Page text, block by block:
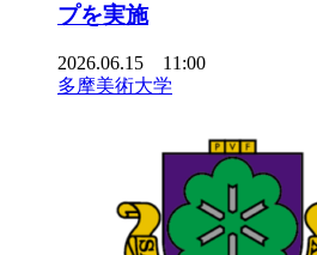
プを実施
2026.06.15 11:00
多摩美術大学